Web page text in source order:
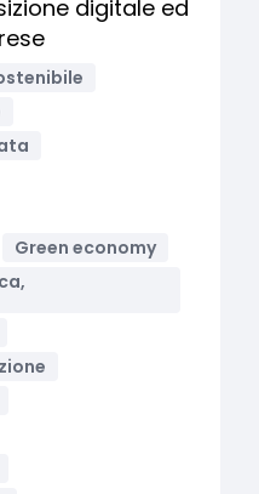
digitale ed
Green economy